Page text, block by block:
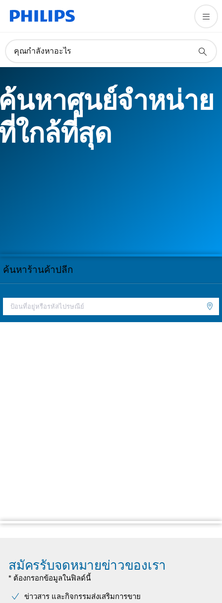
คุณกำลังหาอะไร
นหาศูนย์จำหน่าย
ใกล้ที่สุด
ค้นหาร้านค้าปลีก
สมัครรับจดหมายข่าวของเรา
* ต้องกรอกข้อมูลในฟิลด์นี้
ข่าวสาร และกิจกรรมส่งเสริมการขาย